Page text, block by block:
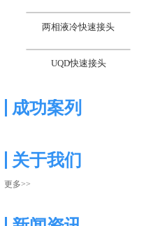
两相液冷快速接头
UQD快速接头
成功案列
关于我们
更多>>